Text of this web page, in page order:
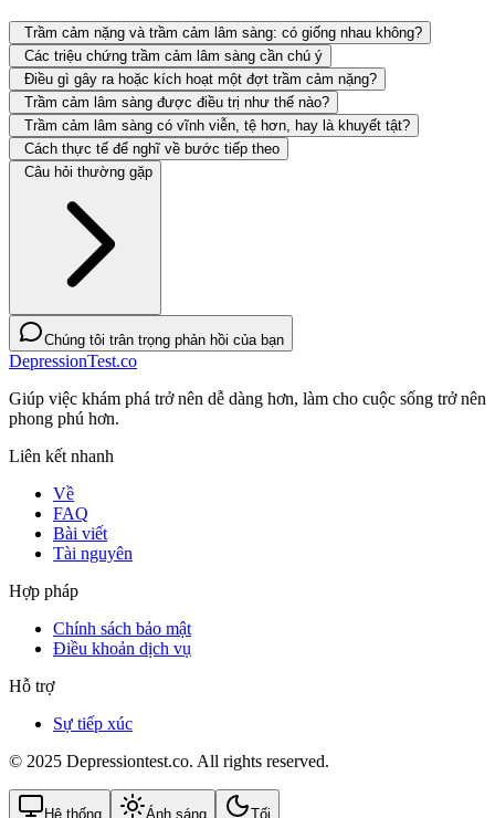
Trầm cảm nặng và trầm cảm lâm sàng: có giống nhau không?
Các triệu chứng trầm cảm lâm sàng cần chú ý
Điều gì gây ra hoặc kích hoạt một đợt trầm cảm nặng?
Trầm cảm lâm sàng được điều trị như thế nào?
Trầm cảm lâm sàng có vĩnh viễn, tệ hơn, hay là khuyết tật?
Cách thực tế để nghĩ về bước tiếp theo
Câu hỏi thường gặp
Chúng tôi trân trọng phản hồi của bạn
DepressionTest.co
Giúp việc khám phá trở nên dễ dàng hơn, làm cho cuộc sống trở nên
phong phú hơn.
Liên kết nhanh
Về
FAQ
Bài viết
Tài nguyên
Hợp pháp
Chính sách bảo mật
Điều khoản dịch vụ
Hỗ trợ
Sự tiếp xúc
© 2025 Depressiontest.co. All rights reserved.
Hệ thống Ánh sáng Tối